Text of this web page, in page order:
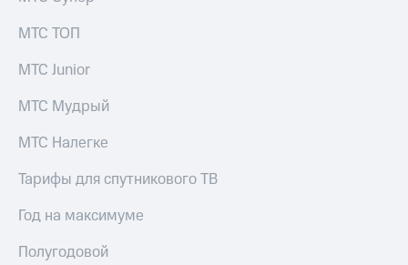
МТС ТОП
МТС Junior
МТС Мудрый
МТС Налегке
Тарифы для спутникового ТВ
Год на максимуме
Полугодовой